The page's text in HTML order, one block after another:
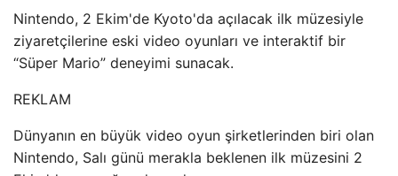
Nintendo, 2 Ekim'de Kyoto'da açılacak ilk müzesiyle
ziyaretçilerine eski video oyunları ve interaktif bir
“Süper Mario” deneyimi sunacak.
REKLAM
Dünyanın en büyük video oyun şirketlerinden biri olan
Nintendo, Salı günü merakla beklenen ilk müzesini 2